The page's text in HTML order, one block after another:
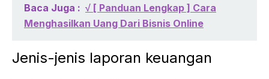
Baca Juga : √ [ Panduan Lengkap ] Cara
Menghasilkan Uang Dari Bisnis Online
Jenis-jenis laporan keuangan